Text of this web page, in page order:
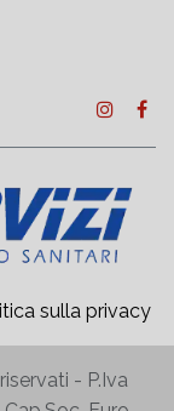
sulla privacy
- P.Iva